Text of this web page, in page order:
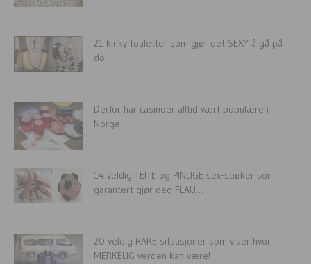
21 kinky toaletter som gjør det SEXY å gå på
do!
Derfor har casinoer alltid vært populære i
Norge
14 veldig TEITE og PINLIGE sex-spøker som
garantert gjør deg FLAU…
20 veldig RARE situasjoner som viser hvor
MERKELIG verden kan være!